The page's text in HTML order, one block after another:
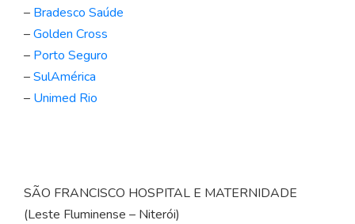
– Bradesco Saúde
–Golden Cross
– Porto Seguro
–SulAmérica
– Unimed Rio
SÃO FRANCISCO HOSPITAL E MATERNIDADE
(Leste Fluminense – Niterói)